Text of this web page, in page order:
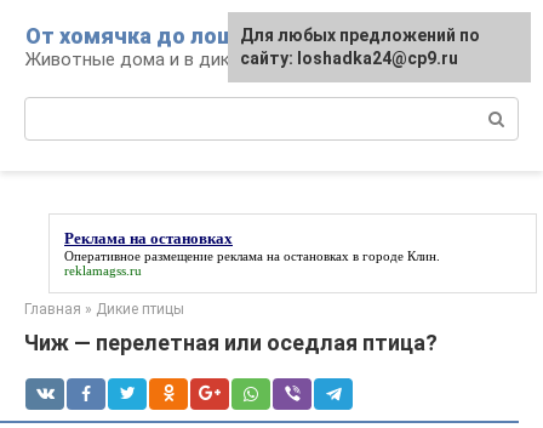
контенту
От хомячка до лошади
Животные дома и в дикой природе
Реклама на остановках
Оперативное размещение реклама на остановках в городе Клин.
reklamagss.ru
Главная » Дикие птицы
Чиж — перелетная или оседлая птица?
Для любых предложений по
сайту: loshadka24@cp9.ru